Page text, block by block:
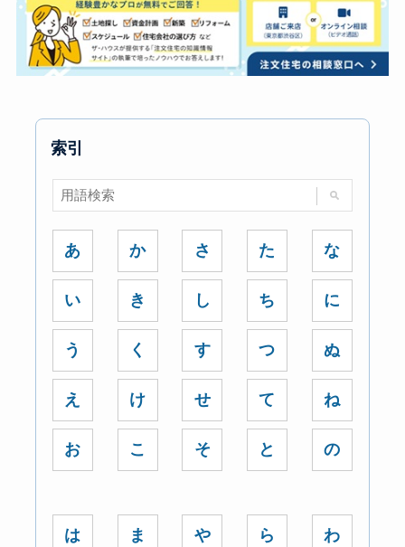
索引
あ
い
う
え
お
か
き
く
け
こ
さ
し
す
せ
そ
た
ち
つ
て
と
な
に
ぬ
ね
の
は ま や ら わ